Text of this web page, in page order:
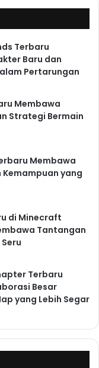
Terbaru
Baru dan
Pertarungan
Membawa
Strategi Bermain
Membawa
yang
di Minecraft
Tantangan
Terbaru
Besar
yang Lebih Segar